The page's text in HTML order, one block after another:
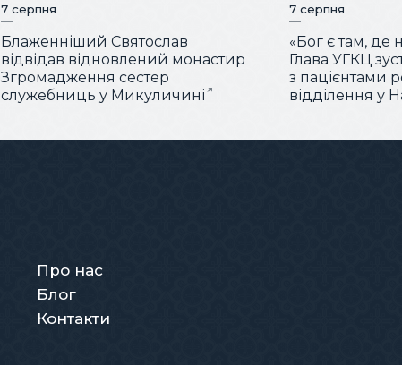
7 серпня
Блаженніший Святослав
відвідав відновлений монастир
Згромадження сестер
служебниць у Микуличині
7 серпня
«Бог є там, де
Глава УГКЦ
з пацієнтами
відділення у
Про нас
Блог
Контакти